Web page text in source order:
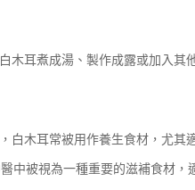
木耳煮成湯、製作成露或加入其
白木耳常被用作養生食材，尤
中被視為一種重要的滋補食材